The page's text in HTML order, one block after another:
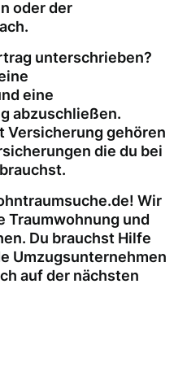
oder der
unterschrieben?
eine
abzuschließen.
Versicherung gehören
die du bei
Wir
Traumwohnung und
Du brauchst Hilfe
Umzugsunternehmen
auf der nächsten